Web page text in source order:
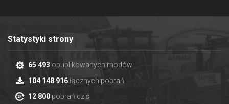
Statystyki strony
65 493 opublikowanych modów
104 148 916łącznych pobrań
12 800pobrań dziś